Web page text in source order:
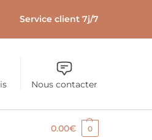
Service client 7j/7
Nous contacter
0.00€ 0